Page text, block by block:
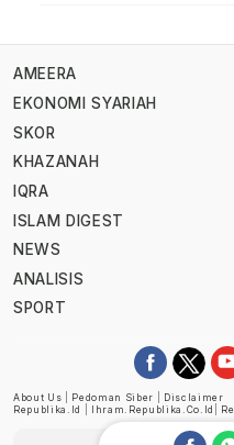
AMEERA
EKONOMI SYARIAH
SKOR
KHAZANAH
IQRA
ISLAM DIGEST
NEWS
ANALISIS
SPORT
About Us Pedoman Siber
Disclaimer
Republika.id
Ihram.republika.co.id